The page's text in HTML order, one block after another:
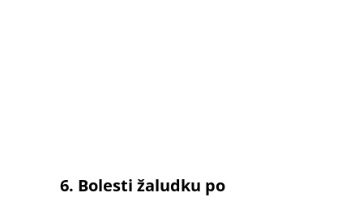
6. Bolesti žaludku po